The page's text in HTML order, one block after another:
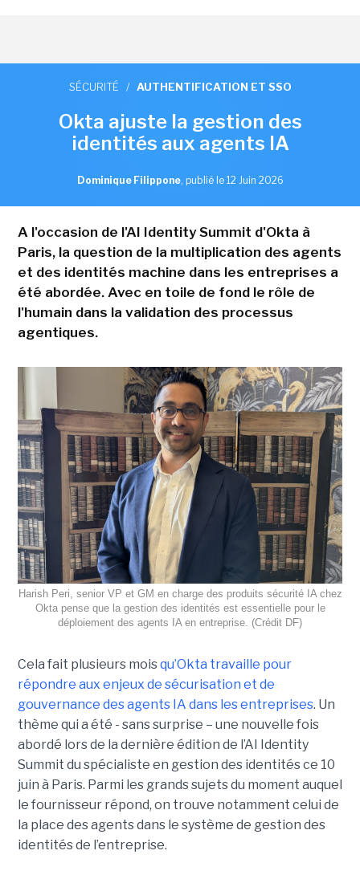
SÉCURITÉ / AUTHENTIFICATION ET SSO
Okta ajuste la gestion des
identités aux agents IA
Dominique Filippone, publié le 12 Juin 2026
A l'occasion de l'AI Identity Summit d'Okta à
Paris, la question de la multiplication des agents
et des identités machine dans les entreprises a
été abordée. Avec en toile de fond le rôle de
l'humain dans la validation des processus
agentiques.
Harish Peri, senior VP et GM en charge des produits sécurité IA chez
Okta pense que la gestion des identités est essentielle pour le
déploiement des agents IA en entreprise. (Crédit DF)
Cela fait plusieurs moisqu’Okta travaille pour
répondre aux enjeux de sécurisation et de
gouvernance des agents IA dans les entreprises. Un
thème qui a été - sans surprise – une nouvelle fois
abordé lors de la dernière édition de l’AI Identity
Summit du spécialiste en gestion des identités ce 10
juin à Paris. Parmi les grands sujets du moment auquel
le fournisseur répond, on trouve notamment celui de
la place des agents dans le système de gestion des
identités de l’entreprise.